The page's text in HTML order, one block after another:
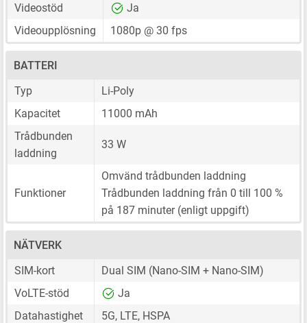
Videostöd
Ja
Videoupplösning
1080p @ 30 fps
BATTERI
Typ
Li-Poly
Kapacitet
11000 mAh
Trådbunden
laddning
33 W
Funktioner
Omvänd trådbunden laddning
Trådbunden laddning från 0 till 100 %
på 187 minuter (enligt uppgift)
NÄTVERK
SIM-kort
Dual SIM (Nano-SIM + Nano-SIM)
VoLTE-stöd
Ja
Datahastighet
5G, LTE, HSPA